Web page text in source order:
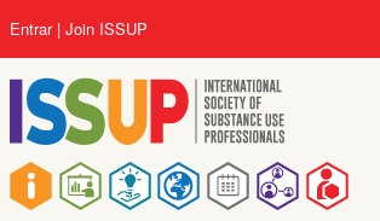
para
o
conteúdo
principal
Navegação
principal
Menu
da
conta
do
usuário
Entrar Join ISSUP